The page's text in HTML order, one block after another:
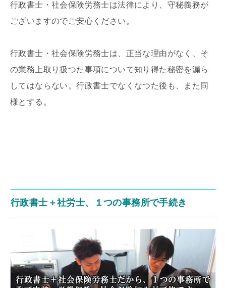
行政書士・社会保険労務士は法律により、守秘義務が
ございますのでご安心ください。
行政書士・社会保険労務士は、正当な理由がなく、そ
の業務上取り扱つた事項について知り得た秘密を漏ら
してはならない。行政書士でなくなつた後も、また同
様とする。
行政書士＋社労士、１つの事務所で手続き